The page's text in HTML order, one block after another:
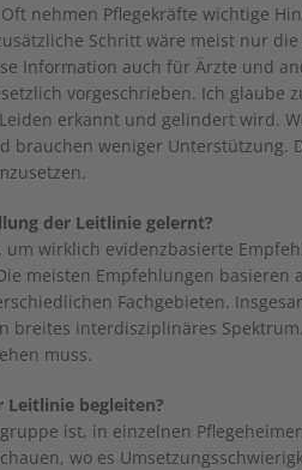
nehmen Pflegekräfte wichtige
Schritt wäre meist nur
Information auch für Ärzte und
vorgeschrieben. Ich glaube
erkannt und gelindert wird.
brauchen weniger Unterstützung.
der Leitlinie gelernt?
um wirklich evidenzbasierte
meisten Empfehlungen
Fachgebieten.
breites interdisziplinäres
muss.
Leitlinie begleiten?
ist, in einzelnen
wo es